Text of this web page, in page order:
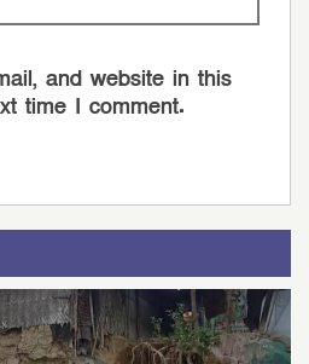
and website in this
time I comment.